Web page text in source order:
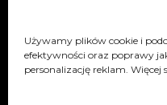
Używamy plików cookie i
efektywności oraz poprawy
personalizację reklam. Więcej